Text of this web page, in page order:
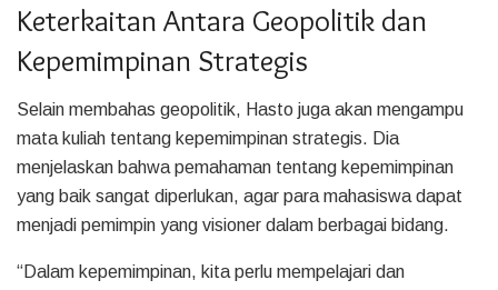
Keterkaitan Antara Geopolitik dan
Kepemimpinan Strategis
Selain membahas geopolitik, Hasto juga akan mengampu
mata kuliah tentang kepemimpinan strategis. Dia
menjelaskan bahwa pemahaman tentang kepemimpinan
yang baik sangat diperlukan, agar para mahasiswa dapat
menjadi pemimpin yang visioner dalam berbagai bidang.
“Dalam kepemimpinan, kita perlu mempelajari dan